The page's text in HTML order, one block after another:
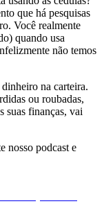
que há pesquisas
Você realmente
quando usa
não temos
na carteira.
ou roubadas,
suas finanças, vai
nosso podcast e